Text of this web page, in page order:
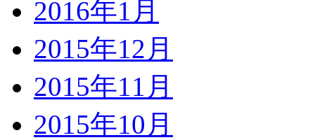
2016年1月
2015年12月
2015年11月
2015年10月